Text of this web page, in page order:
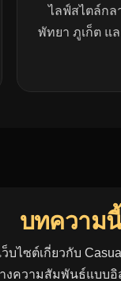
ไลฟ์สไตล์กล
พัทยา ภูเก็ต แ
บทความ
บไซต์เกี่ยวกับ
งความสัมพันธ์แบบ